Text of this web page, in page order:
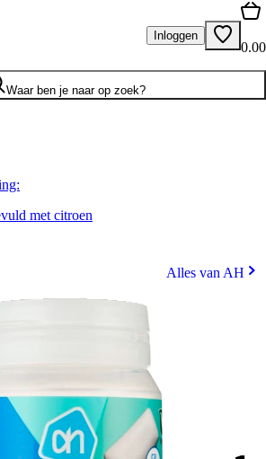
Inloggen
0.00
Waar ben je naar op zoek?
met citroen
Alles van AH